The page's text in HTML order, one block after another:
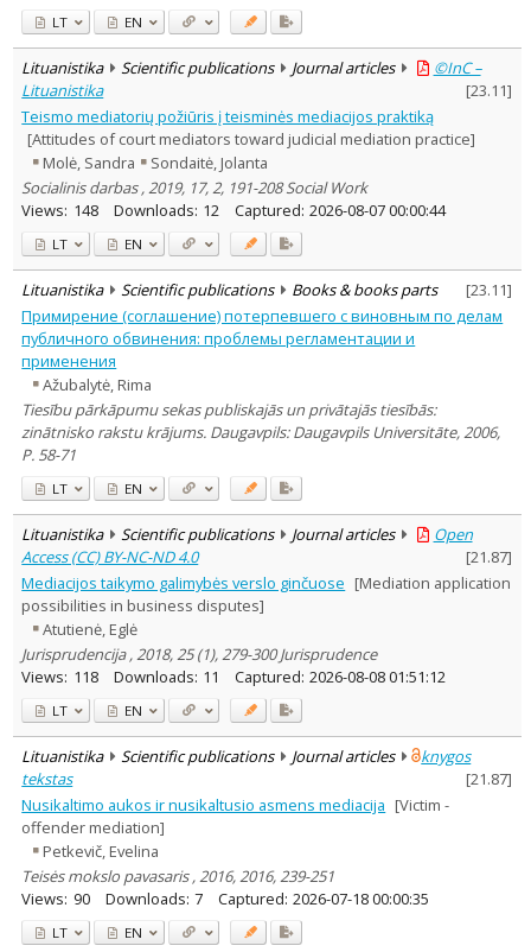
LT EN
Lituanistika Scientific publications Journal articles
©InC –
Lituanistika
[23.11]
Teismo mediatorių požiūris į teisminės mediacijos praktiką
[Attitudes of court mediators toward judicial mediation practice]
Molė, Sandra
Sondaitė, Jolanta
Socialinis darbas , 2019, 17, 2, 191-208 Social Work
Views: 148 Downloads: 12 Captured: 2026-08-07 00:00:44
LT EN
Lituanistika Scientific publications Books & books parts [23.11]
Примирение (соглашение) потерпевшего с виновным по делам
публичного обвинения: проблемы регламентации и
применения
Ažubalytė, Rima
Tiesību pārkāpumu sekas publiskajās un privātajās tiesībās:
zinātnisko rakstu krājums. Daugavpils: Daugavpils Universitāte, 2006,
P. 58-71
LT EN
Lituanistika Scientific publications Journal articles
Open
Access (CC) BY-NC-ND 4.0
[21.87]
Mediacijos taikymo galimybės verslo ginčuose [Mediation application
possibilities in business disputes]
Atutienė, Eglė
Jurisprudencija , 2018, 25 (1), 279-300 Jurisprudence
Views: 118 Downloads: 11 Captured: 2026-08-08 01:51:12
LT EN
Lituanistika Scientific publications Journal articles
knygos
tekstas
[21.87]
Nusikaltimo aukos ir nusikaltusio asmens mediacija [Victim -
offender mediation]
Petkevič, Evelina
Teisės mokslo pavasaris , 2016, 2016, 239-251
Views: 90 Downloads: 7 Captured: 2026-07-18 00:00:35
LT EN